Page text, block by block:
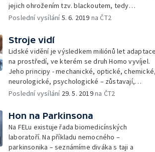
jejich ohrožením tzv. blackoutem, tedy
kaskádovým výpadkem elektrického proudu,
ovlivnit naše životy.
Poslední vysílání5. 6. 2019 na ČT2
Stroje vidí
Lidské vidění je výsledkem miliónů let
na prostředí, ve kterém se druh Homo vyvíjel.
Jeho principy - mechanické, optické,
neurologické, psychologické – zůstavají,
navzdory změnám, které vnesla do našich
Poslední vysílání 29. 5. 2019na ČT2
Hon na Parkinsona
Na FELu existuje řada biomedicínských
laboratoří. Na příkladu nemocného –
parkinsonika – seznámíme diváka s taji a